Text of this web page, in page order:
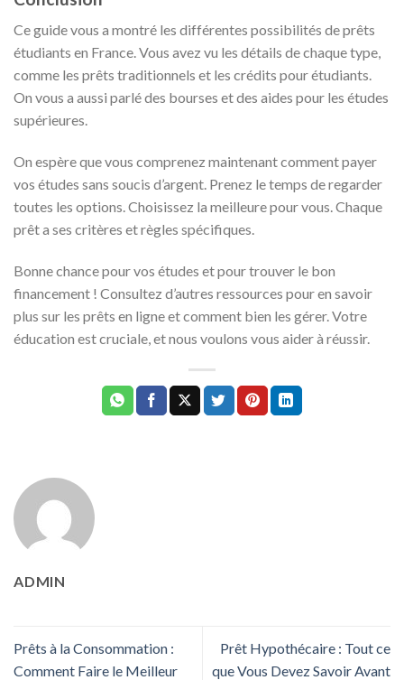
Ce guide vous a montré les différentes possibilités de prêts
étudiants en France. Vous avez vu les détails de chaque type,
comme les prêts traditionnels et les crédits pour étudiants.
On vous a aussi parlé des bourses et des aides pour les études
supérieures.
On espère que vous comprenez maintenant comment payer
vos études sans soucis d’argent. Prenez le temps de regarder
toutes les options. Choisissez la meilleure pour vous. Chaque
prêt a ses critères et règles spécifiques.
Bonne chance pour vos études et pour trouver le bon
financement ! Consultez d’autres ressources pour en savoir
plus sur les prêts en ligne et comment bien les gérer. Votre
éducation est cruciale, et nous voulons vous aider à réussir.
ADMIN
Prêts à la Consommation :
Comment Faire le Meilleur
Prêt Hypothécaire : Tout ce
que Vous Devez Savoir Avant